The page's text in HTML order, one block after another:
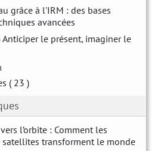
grâce à l'IRM : des bases
avancées
le présent, imaginer le
( 23 )
l’orbite : Comment les
transforment le monde